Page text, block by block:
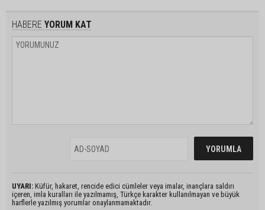
HABERE YORUM KAT
UYARI: Küfür, hakaret, rencide edici cümleler veya imalar, inançlara saldırı
içeren, imla kuralları ile yazılmamış, Türkçe karakter kullanılmayan ve büyük
harflerle yazılmış yorumlar onaylanmamaktadır.